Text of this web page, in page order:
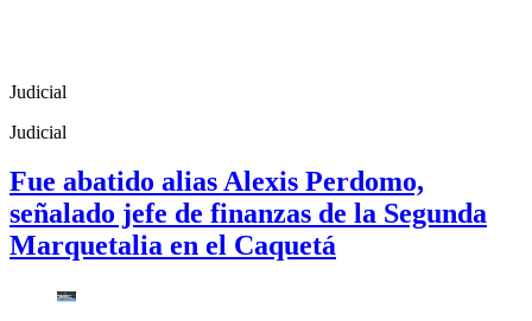
Judicial
Judicial
Fue abatido alias Alexis Perdomo,
señalado jefe de finanzas de la Segunda
Marquetalia en el Caquetá